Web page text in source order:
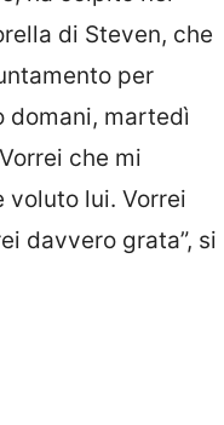
di Steven, che
per
domani, martedì
che mi
voluto lui. Vorrei
davvero grata”, si